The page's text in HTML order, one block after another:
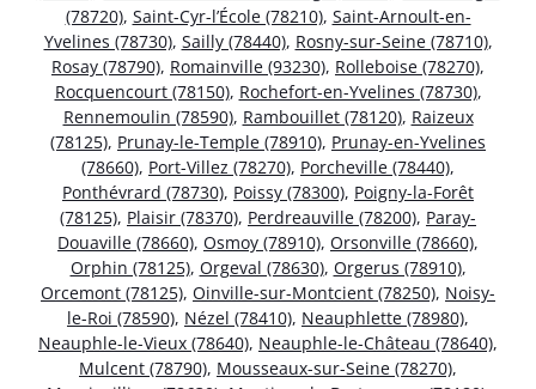
(78720), Saint-Cyr-l’École (78210), Saint-Arnoult-en-
Yvelines (78730), Sailly (78440), Rosny-sur-Seine (78710),
Rosay (78790), Romainville (93230), Rolleboise (78270),
Rocquencourt (78150), Rochefort-en-Yvelines (78730),
Rennemoulin (78590), Rambouillet (78120), Raizeux
(78125), Prunay-le-Temple (78910), Prunay-en-Yvelines
(78660), Port-Villez (78270), Porcheville (78440),
Ponthévrard (78730), Poissy (78300), Poigny-la-Forêt
(78125), Plaisir (78370), Perdreauville (78200), Paray-
Douaville (78660), Osmoy (78910), Orsonville (78660),
Orphin (78125), Orgeval (78630), Orgerus (78910),
Orcemont (78125), Oinville-sur-Montcient (78250), Noisy-
le-Roi (78590), Nézel (78410), Neauphlette (78980),
Neauphle-le-Vieux (78640), Neauphle-le-Château (78640),
Mulcent (78790), Mousseaux-sur-Seine (78270),